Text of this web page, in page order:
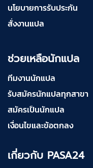
นโยบายการรับประกัน
สั่งงานแปล
ช่วยเหลือนักแปล
ทีมงานนักแปล
รับสมัครนักแปลทุกสาขา
สมัครเป็นนักแปล
เงื่อนไขและข้อตกลง
เกี่ยวกับ PASA24